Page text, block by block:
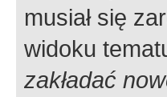
musiał się
widoku
zakładać